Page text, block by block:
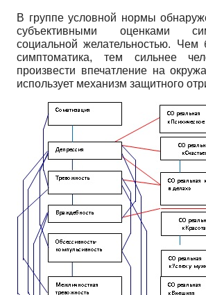
В группе условной нормы
субъективными оценками
социальной желательностью.
симптоматика, тем сильнее
произвести впечатление на
использует механизм защитного